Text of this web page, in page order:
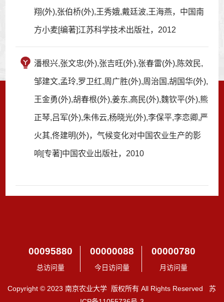
翔(外),张伯桥(外),王秀娥,戴廷波,王海燕，中国南
方小麦[编著]江苏科学技术出版社，2012
潘根兴,张文忠(外),张吉旺(外),张春雷(外),陈效民,
邹建文,孟玲,罗卫红,周广胜(外),周治国,胡国华(外),
王金勇(外),胡春根(外),姜东,高民(外),魏钦平(外),熊
正琴,吕军(外),朱伟云,杨晓光(外),李保平,李恋卿,严
火其,佟建明(外)，气候变化对中国农业生产的影
响[专著]中国农业出版社，2010
00095880
总访问量
00000088
今日访问量
00000780
月访问量
Copyright © 2023 南京农业大学 版权所有 All Rights Reserved 苏